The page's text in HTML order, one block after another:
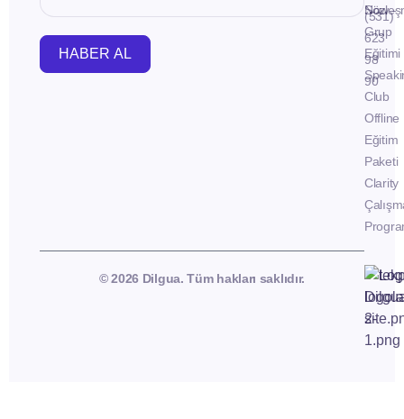
HABER AL
Now -
Grup
Eğitimi
Club
Offline
Eğitim
Paketi
Clarity
(531)
623
98
90
© 2026 Dilgua. Tüm hakları saklıdır.